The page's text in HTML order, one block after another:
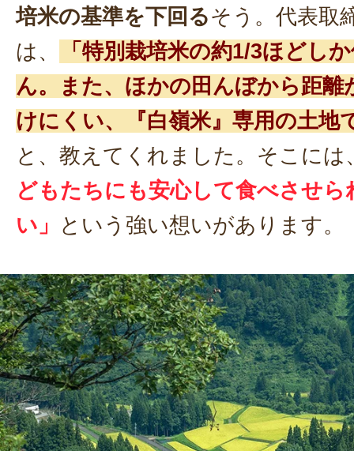
培米の基準を下回るそう。代表取
は、
「特別栽培米の約1/3ほどし
ん。また、ほかの田んぼから距離
けにくい、『白嶺米』専用の土地
と、教えてくれました。そこには
どもたちにも安心して食べさせ
い」
という強い想いがあります。